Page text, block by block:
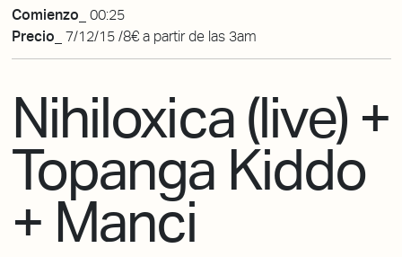
Comienzo_ 00:25
Precio_ 7/12/15 /8€ a partir de las 3am
Nihiloxica (live) +
Topanga Kiddo
+ Manci